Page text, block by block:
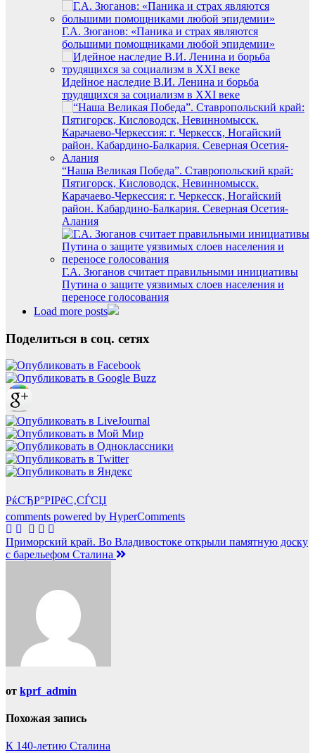
Г.А. Зюганов: «Паника и страх являются
большими помощниками любой эпидемии»
Идейное наследие В.И. Ленина и борьба
трудящихся за социализм в XXI веке
“Наша Великая Победа”. Ставропольский край:
Пятигорск, Кисловодск, Невинномысск.
Карачаево-Черкессия: г. Черкесск, Ногайский
район. Кабардино-Балкария. Северная Осетия-
Алания
Г.А. Зюганов считает правильными инициативы
Путина о защите уязвимых слоев населения и
переносе голосования
Load more posts
Поделиться в соц. сетях
РќСЂР°РІРёС‚СЃСЏ
comments powered by HyperComments
Навигация
по
Приморский край. Во Владивостоке открыли памятную доску
с барельефом Сталина
от kprf_admin
Похожая запись
К 140-летию Сталина